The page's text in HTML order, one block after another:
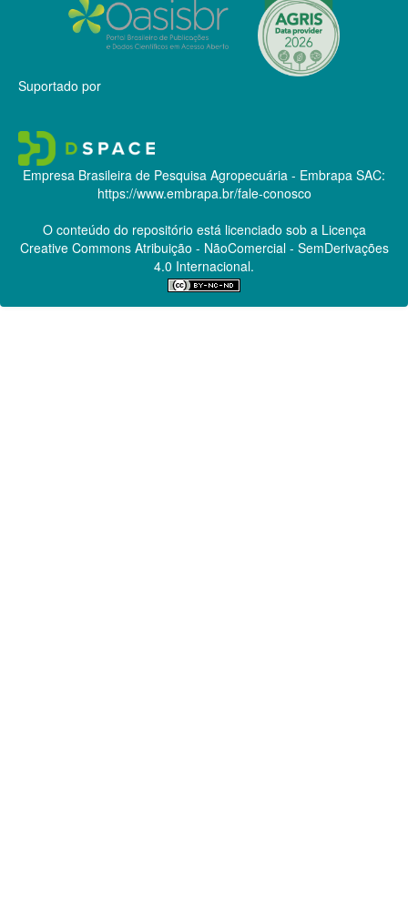
Suportado por
Empresa Brasileira de Pesquisa Agropecuária - Embrapa SAC:
https://www.embrapa.br/fale-conosco
O conteúdo do repositório está licenciado sob a Licença
Creative CommonsAtribuição - NãoComercial - SemDerivações
4.0 Internacional.